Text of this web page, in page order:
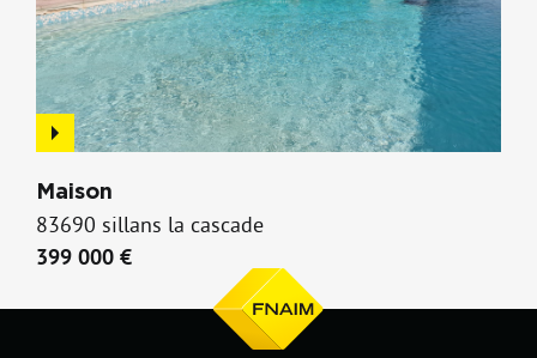
Maison
83690 sillans la cascade
399 000 €